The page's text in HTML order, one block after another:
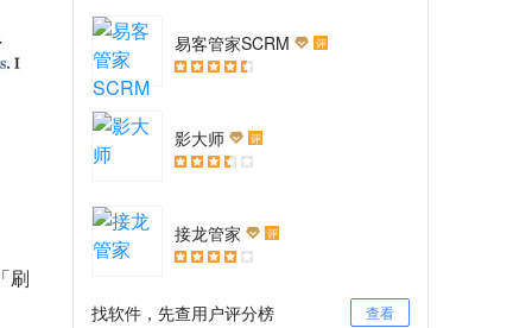
刷
易客管家SCRM 评
影大师 评
接龙管家 评
找软件，先查用户评分榜 查看